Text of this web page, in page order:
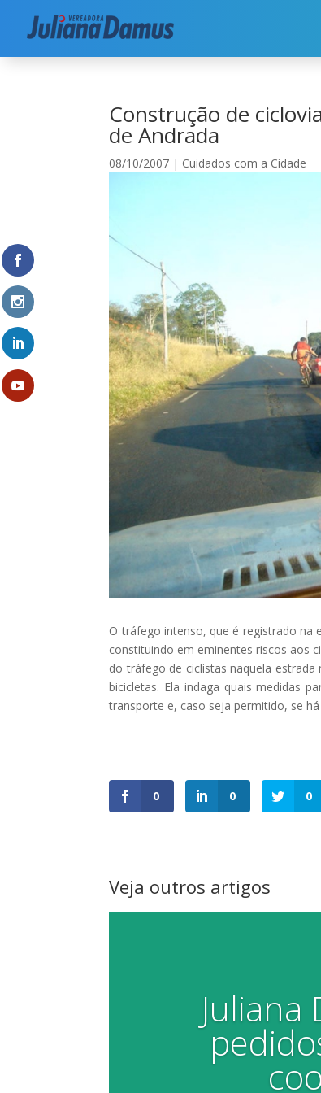
Início|Cuidados com a Cidade
Construção de
de Andrada
08/10/2007 | Cuidados com a Cidade
O tráfego intenso, que é registrado na
constituindo em eminentes riscos aos
do tráfego de ciclistas naquela
bicicletas. Ela indaga quais medidas
transporte e, caso seja permitido, se
0 0 0
Veja outros artigos